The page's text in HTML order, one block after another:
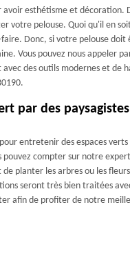
esthétisme et décoration.
votre pelouse. Quoi qu'il en
Donc, si votre pelouse
Vous pouvez nous appeler
des outils modernes et de
par des
entretenir des espaces
compter sur notre
planter les arbres ou les
seront très bien traitées
afin de profiter de notre